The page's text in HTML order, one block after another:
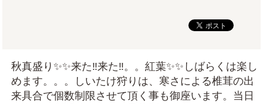
秋真盛り✨✨来た‼来た‼。。紅葉✨✨しばらくは楽し
めます。。。しいたけ狩りは、寒さによる椎茸の出
来具合で個数制限させて頂く事も御座います。当日